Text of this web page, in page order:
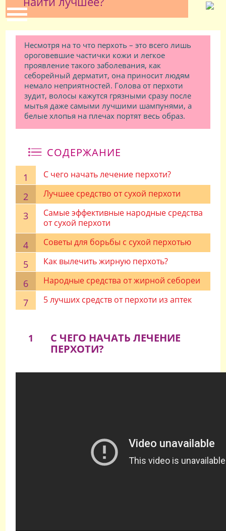
Несмотря на то что перхоть – это всего лишь
ороговевшие частички кожи и легкое
проявление такого заболевания, как
себорейный дерматит, она приносит людям
немало неприятностей. Голова от перхоти
зудит, волосы кажутся грязными сразу после
мытья даже самыми лучшими шампунями, а
белые хлопья на плечах портят весь образ.
СОДЕРЖАНИЕ
С чего начать лечение перхоти?
Лучшее средство от сухой перхоти
Самые эффективные народные средства
от сухой перхоти
Советы для борьбы с сухой перхотью
Как вылечить жирную перхоть?
Народные средства от жирной себореи
5 лучших средств от перхоти из аптек
1
С ЧЕГО НАЧАТЬ ЛЕЧЕНИЕ
ПЕРХОТИ?